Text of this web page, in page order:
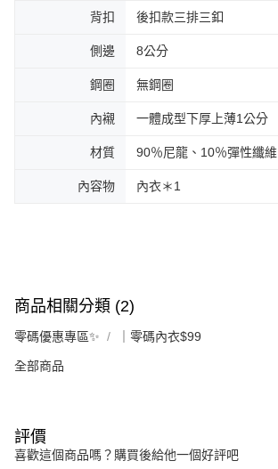
背扣 後扣款三排三釦
側邊 8公分
鋼圈 無鋼圈
內襯 一體成型下厚上薄1公分
材質 90％尼龍、10％彈性纖維
內容物 內衣＊1
商品相關分類 (2)
零碼優惠專區✨ ｜零碼內衣$99
全部商品
評價
喜歡這個商品嗎？購買後給他一個好評吧